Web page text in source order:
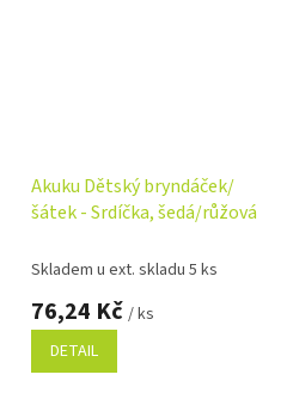
Akuku Dětský bryndáček/
šátek - Srdíčka, šedá/růžová
Skladem u ext. skladu 5 ks
76,24 Kč / ks
DETAIL